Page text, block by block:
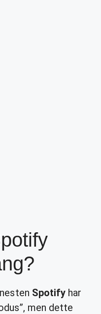
Spotifyhar
men dette